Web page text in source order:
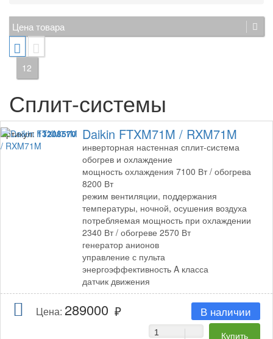
Цена товара
Сплит-системы
Артикул: 13208570 Daikin FTXM71M / RXM71M
инверторная настенная сплит-система
обогрев и охлаждение
мощность охлаждения 7100 Вт / обогрева
8200 Вт
режим вентиляции, поддержания
температуры, ночной, осушения воздуха
потребляемая мощность при охлаждении
2340 Вт / обогреве 2570 Вт
генератор анионов
управление с пульта
энергоэффективность A класса
датчик движения
Цена: 289000 В наличии